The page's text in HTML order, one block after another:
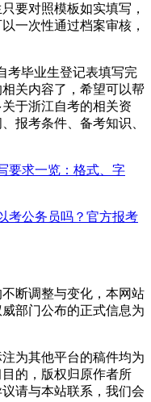
要对照模板如实填写，
一次性通过档案审核，
考毕业生登记表填写完
关内容了，希望可以帮
于浙江自考的相关资
报考条件、备考知识、
要求一览：格式、字
考公务员吗？官方报考
断调整与变化，本网站
部门公布的正式信息为
为其他平台的稿件均为
的，版权归原作者所
请与本站联系，我们会